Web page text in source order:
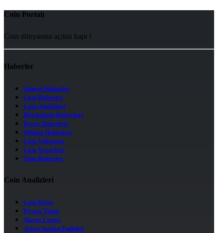
Coin Portalı
Coin dünyasına açılan kapı !
Haberler
Güncel Haberler
Coin Haberler
Coin Analizleri
Blockchain Haberleri
Borsa Haberleri
Mining Haberleri
Coin Videoları
Coin Yazarları
Tüm Haberler
Coin Analizleri
Coin Detay
Piyasa Takip
Alarm Listesi
Artan Azalan Endeksi